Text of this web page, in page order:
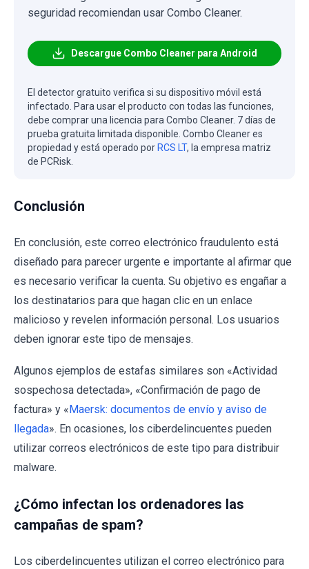
seguridad recomiendan usar Combo Cleaner.
Descargue Combo Cleaner para Android
El detector gratuito verifica si su dispositivo móvil está
infectado. Para usar el producto con todas las funciones,
debe comprar una licencia para Combo Cleaner. 7 días de
prueba gratuita limitada disponible. Combo Cleaner es
propiedad y está operado por RCS LT, la empresa matriz
de PCRisk.
Conclusión
En conclusión, este correo electrónico fraudulento está
diseñado para parecer urgente e importante al afirmar que
es necesario verificar la cuenta. Su objetivo es engañar a
los destinatarios para que hagan clic en un enlace
malicioso y revelen información personal. Los usuarios
deben ignorar este tipo de mensajes.
Algunos ejemplos de estafas similares son «Actividad
sospechosa detectada», «Confirmación de pago de
factura» y «Maersk: documentos de envío y aviso de
llegada». En ocasiones, los ciberdelincuentes pueden
utilizar correos electrónicos de este tipo para distribuir
malware.
¿Cómo infectan los ordenadores las
campañas de spam?
Los ciberdelincuentes utilizan el correo electrónico para